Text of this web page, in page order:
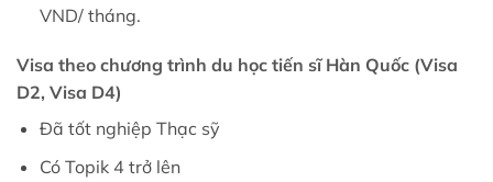
VND/ tháng.
Visa theo chương trình du học tiến sĩ Hàn Quốc (Visa
D2, Visa D4)
Đã tốt nghiệp Thạc sỹ
Có Topik 4 trở lên